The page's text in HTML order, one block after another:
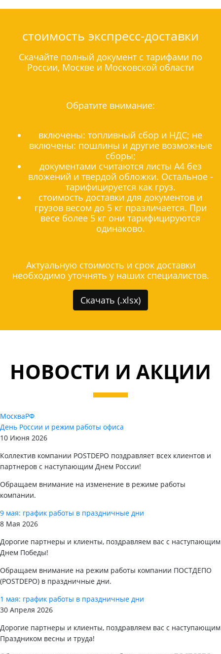
стоимость экспресс-доставки
Скачайте полный документ с тарифами по
России, Москве и Московской области
Обратите внимание:
включены: топливный сбор и НДС; не
включены: пошлины и другие возможные
сборы;
документами считаются листы А4 без
вложений и твердой обложки. Остальное -
тарифицируется как груз.
стоимость доставки для документов и
грузов весом до 5 кг празличается. При
весе более 5 кг они тарифицируются
одинаково.
Актуальную стоимость и срок доставки
необходимо уточнять у наших специалистов.
Скачать (.xlsx)
НОВОСТИ И АКЦИИ
МоскваРФ
День России и режим работы офиса
10 Июня 2026
Коллектив компании POSTDEPO поздравляет всех клиентов и
партнеров с наступающим Днем России!
Обращаем внимание на изменение в режиме работы
компании.
9 мая: график работы в праздничные дни
8 Мая 2026
Дорогие партнеры и клиенты, поздравляем вас с наступающим
Днем Победы!
Обращаем внимание на режим работы компании ПОСТДЕПО
(POSTDEPO) в праздничные дни.
1 мая: график работы в праздничные дни
30 Апреля 2026
Дорогие партнеры и клиенты, поздравляем вас с наступающим
Праздником весны и труда!